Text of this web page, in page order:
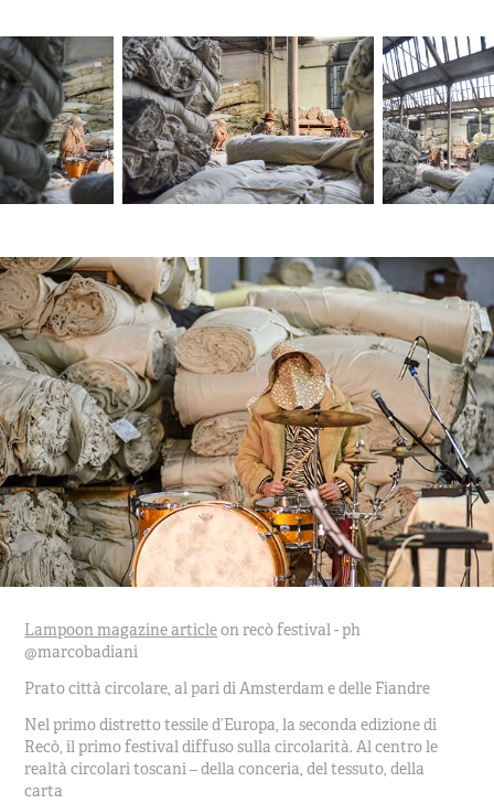
Lampoon magazine articleon recò festival - ph
@marcobadiani
Prato città circolare, al pari di Amsterdam e delle Fiandre
Nel primo distretto tessile d’Europa, la seconda edizione di
Recò, il primo festival diffuso sulla circolarità. Al centro le
realtà circolari toscani – della conceria, del tessuto, della
carta